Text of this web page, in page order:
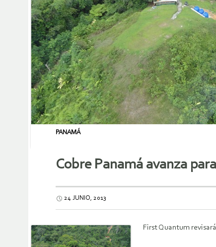
PANAMÁ
Cobre Panamá avanza
24 JUNIO, 2013
First Quantum